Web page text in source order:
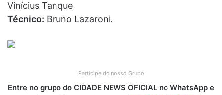
Vinícius Tanque
Técnico: Bruno Lazaroni.
Participe do nosso Grupo
Entre no grupo do CIDADE NEWS OFICIAL no WhatsApp e